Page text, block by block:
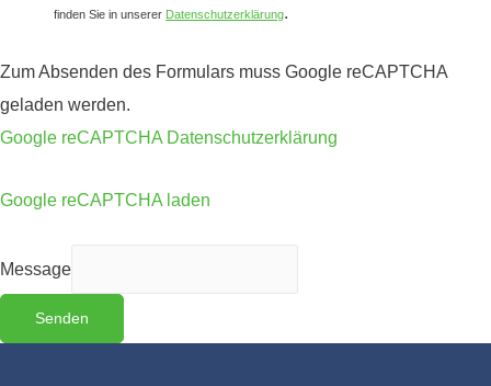
finden Sie in unserer Datenschutzerklärung.
Zum Absenden des Formulars muss Google reCAPTCHA
geladen werden.
Google reCAPTCHA Datenschutzerklärung
Google reCAPTCHA laden
Message
Senden